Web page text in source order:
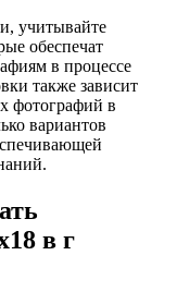
учитывайте
обеспечат
в процессе
также зависит
фотографий в
вариантов
в г